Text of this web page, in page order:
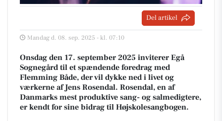
Del artikel
Mandag d. 08. sep. 2025 - kl. 07:10
Onsdag den 17. september 2025 inviterer Egå
Sognegård til et spændende foredrag med
Flemming Både, der vil dykke ned i livet og
værkerne af Jens Rosendal. Rosendal, en af
Danmarks mest produktive sang- og salmedigtere,
er kendt for sine bidrag til Højskolesangbogen.